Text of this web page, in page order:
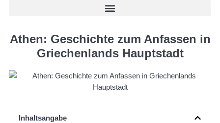
Athen: Geschichte zum Anfassen in
Griechenlands Hauptstadt
Inhaltsangabe